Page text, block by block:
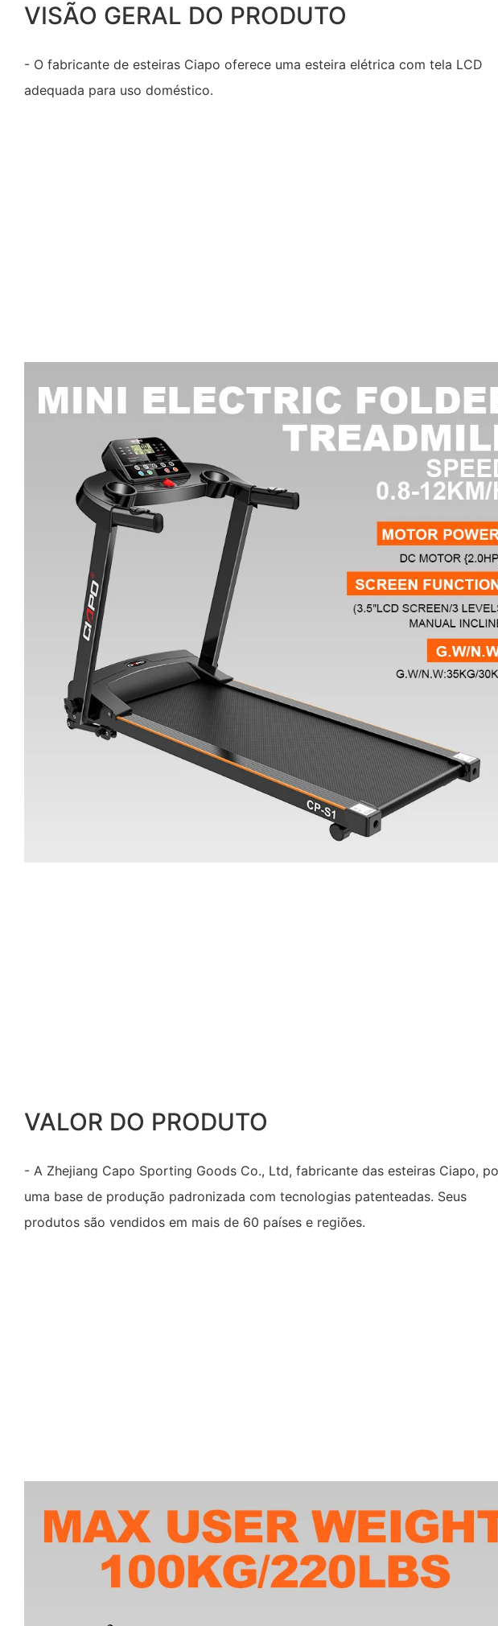
VISÃO GERAL DO PRODUTO
- O fabricante de esteiras Ciapo oferece uma esteira elétrica com tela LCD
adequada para uso doméstico.
VALOR DO PRODUTO
- A Zhejiang Capo Sporting Goods Co., Ltd, fabricante das esteiras Ciapo,
uma base de produção padronizada com tecnologias patenteadas. Seus
produtos são vendidos em mais de 60 países e regiões.